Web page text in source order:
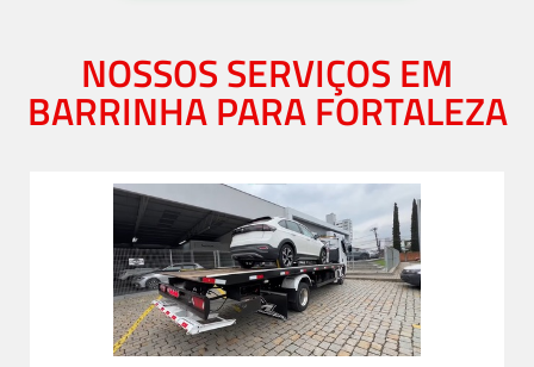
NOSSOS SERVIÇOS EM
BARRINHA PARA FORTALEZA